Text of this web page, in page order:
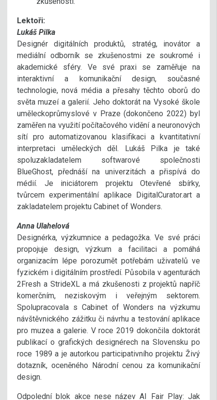
Lektoři:
Lukáš Pilka
Designér digitálních produktů, stratég, inovátor a
mediální odborník se zkušenostmi ze soukromé i
akademické sféry. Ve své praxi se zaměřuje na
interaktivní a komunikační design, současné
technologie, nová média a přesahy těchto oborů do
světa muzeí a galerií. Jeho doktorát na Vysoké škole
uměleckoprůmyslové v Praze (dokončeno 2022) byl
zaměřen na využití počítačového vidění a neuronových
sítí pro automatizovanou klasifikaci a kvantitativní
interpretaci uměleckých děl. Lukáš Pilka je také
spoluzakladatelem softwarové společnosti
BlueGhost, přednáší na univerzitách a přispívá do
médií. Je iniciátorem projektu Otevřené sbírky,
tvůrcem experimentální aplikace DigitalCurator.art a
zakladatelem projektu Cabinet of Wonders.
Anna Ulahelová
Designérka, výzkumnice a pedagožka. Ve své práci
propojuje design, výzkum a facilitaci a pomáhá
organizacím lépe porozumět potřebám uživatelů ve
fyzickém i digitálním prostředí. Působila v agenturách
2Fresh a StrideXL a má zkušenosti z projektů napříč
komerčním, neziskovým i veřejným sektorem.
Spolupracovala s Cabinet of Wonders na výzkumu
návštěvnického zážitku či návrhu a testování aplikace
pro muzea a galerie. V roce 2019 dokončila doktorát
publikací o grafických designérech na Slovensku po
roce 1989 a je autorkou participativního projektu Živý
dotazník, oceněného Národní cenou za komunikační
design.
Odpolední blok akce nese název AI Fair Play: Jak